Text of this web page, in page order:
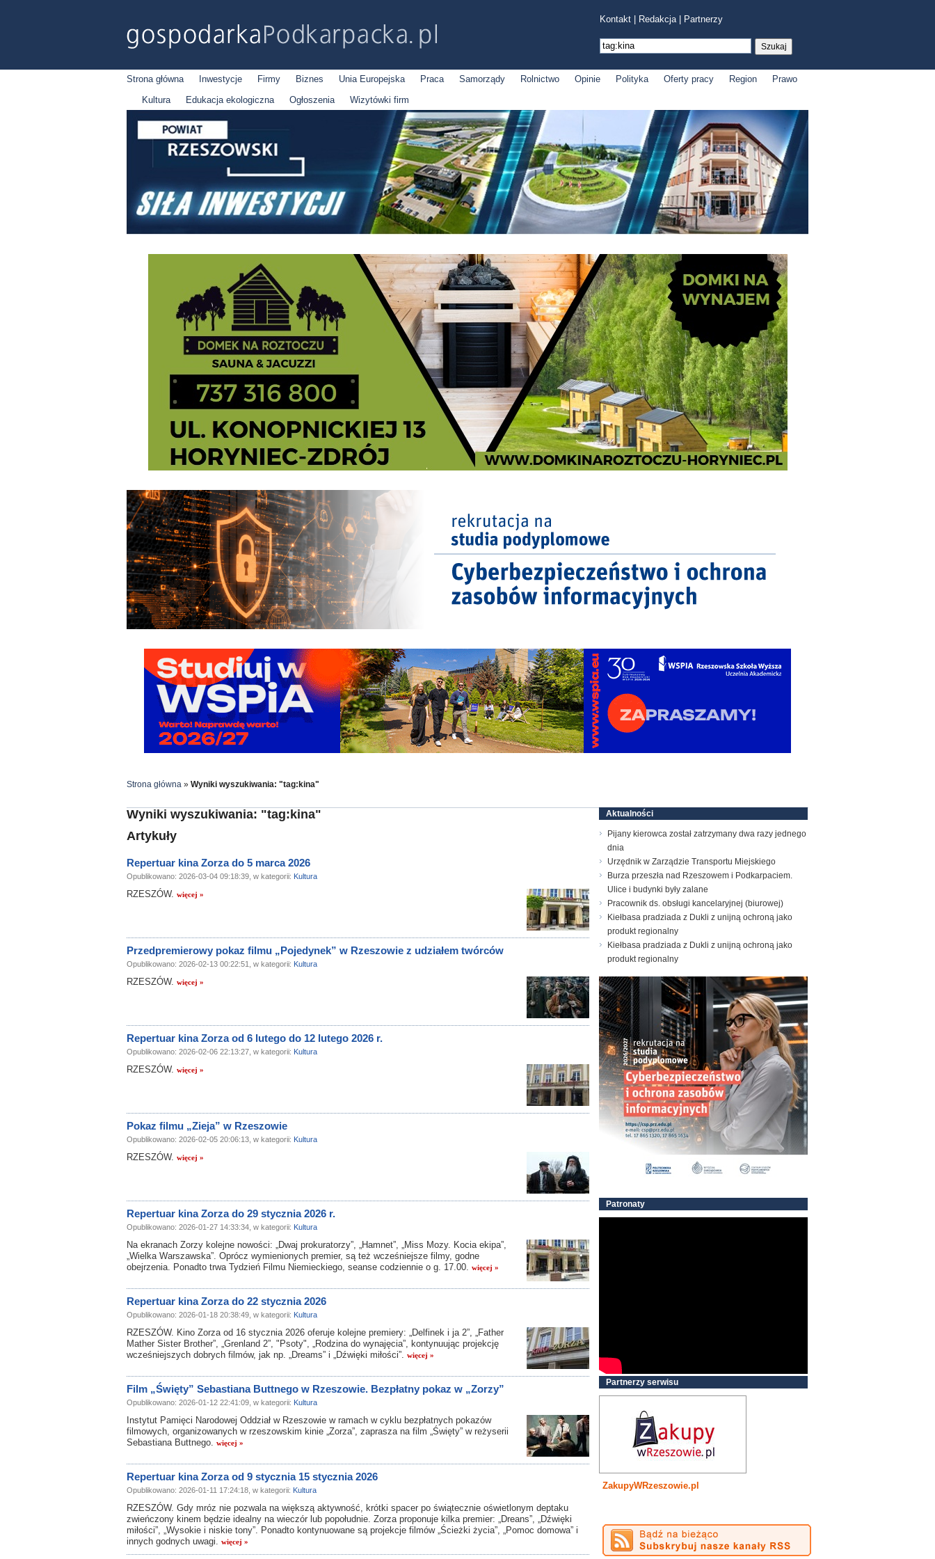
Kontakt Redakcja| Partnerzy
Strona główna Inwestycje Firmy Biznes Unia Europejska Praca Samorządy Rolnictwo Opinie Polityka Oferty pracy Region
Prawo
Kultura
Edukacja ekologiczna Ogłoszenia Wizytówki firm
Strona główna » Wyniki wyszukiwania: "tag:kina"
Wyniki wyszukiwania: "tag:kina"
Artykuły
Repertuar kina Zorza do 5 marca 2026
Opublikowano: 2026-03-04 09:18:39, w kategorii: Kultura
RZESZÓW. więcej »
Przedpremierowy pokaz filmu „Pojedynek” w Rzeszowie z udziałem twórców
Opublikowano: 2026-02-13 00:22:51, w kategorii: Kultura
RZESZÓW. więcej »
Repertuar kina Zorza od 6 lutego do 12 lutego 2026 r.
Opublikowano: 2026-02-06 22:13:27, w kategorii: Kultura
RZESZÓW. więcej »
Pokaz filmu „Zieja” w Rzeszowie
Opublikowano: 2026-02-05 20:06:13, w kategorii: Kultura
RZESZÓW. więcej »
Repertuar kina Zorza do 29 stycznia 2026 r.
Opublikowano: 2026-01-27 14:33:34, w kategorii: Kultura
Na ekranach Zorzy kolejne nowości: „Dwaj prokuratorzy”, „Hamnet”, „Miss Mozy. Kocia ekipa”,
„Wielka Warszawska”. Oprócz wymienionych premier, są też wcześniejsze filmy, godne
obejrzenia. Ponadto trwa Tydzień Filmu Niemieckiego, seanse codziennie o g. 17.00. więcej »
Repertuar kina Zorza do 22 stycznia 2026
Opublikowano: 2026-01-18 20:38:49, w kategorii: Kultura
RZESZÓW. Kino Zorza od 16 stycznia 2026 oferuje kolejne premiery: „Delfinek i ja 2”, „Father
Mather Sister Brother”, „Grenland 2”, "Psoty", „Rodzina do wynajęcia”, kontynuując projekcję
wcześniejszych dobrych filmów, jak np. „Dreams” i „Dźwięki miłości”. więcej »
Film „Święty” Sebastiana Buttnego w Rzeszowie. Bezpłatny pokaz w „Zorzy”
Opublikowano: 2026-01-12 22:41:09, w kategorii: Kultura
Instytut Pamięci Narodowej Oddział w Rzeszowie w ramach w cyklu bezpłatnych pokazów
filmowych, organizowanych w rzeszowskim kinie „Zorza”, zaprasza na film „Święty” w reżyserii
Sebastiana Buttnego. więcej »
Repertuar kina Zorza od 9 stycznia 15 stycznia 2026
Opublikowano: 2026-01-11 17:24:18, w kategorii: Kultura
RZESZÓW. Gdy mróz nie pozwala na większą aktywność, krótki spacer po świątecznie oświetlonym deptaku
zwieńczony kinem będzie idealny na wieczór lub popołudnie. Zorza proponuje kilka premier: „Dreans”, „Dźwięki
miłości”, „Wysokie i niskie tony”. Ponadto kontynuowane są projekcje filmów „Ścieżki życia”, „Pomoc domowa” i
innych godnych uwagi. więcej »
Aktualności
Pijany kierowca został zatrzymany dwa razy jednego
dnia
Urzędnik w Zarządzie Transportu Miejskiego
Burza przeszła nad Rzeszowem i Podkarpaciem.
Ulice i budynki były zalane
Pracownik ds. obsługi kancelaryjnej (biurowej)
Kiełbasa pradziada z Dukli z unijną ochroną jako
produkt regionalny
Kiełbasa pradziada z Dukli z unijną ochroną jako
produkt regionalny
Patronaty
Partnerzy serwisu
ZakupyWRzeszowie.pl